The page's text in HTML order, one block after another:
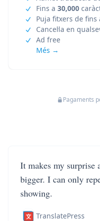
Fins a 30,000
Puja fitxers de fins
Cancel·la en
Ad free
Més →
Pagaments
It makes my surprise
bigger. I can only
showing.
TranslatePress